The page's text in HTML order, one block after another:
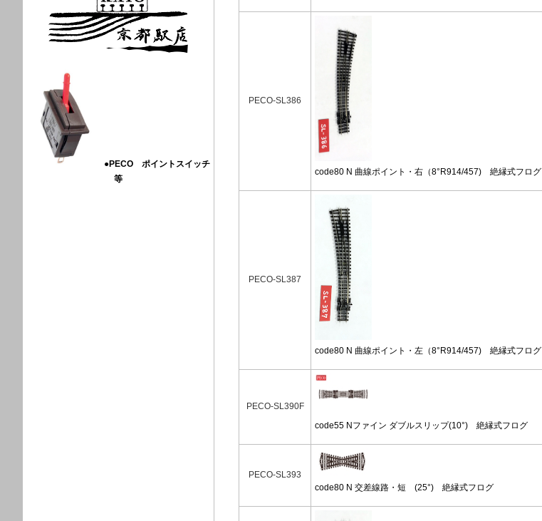
PECO-SL386
code80 N 曲線ポイント・右（8°R914/457) 絶縁式フログ
PECO-SL387
code80 N 曲線ポイント・左（8°R914/457) 絶縁式フログ
PECO-SL390F
code55 Nファイン ダブルスリップ(10°) 絶縁式フログ
PECO-SL393
code80 N 交差線路・短 (25°) 絶縁式フログ
●PECO ポイントスイッチ
等